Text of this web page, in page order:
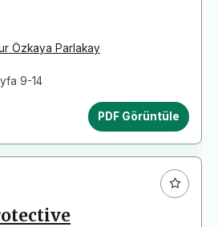
Özkaya Parlakay
9-14
PDF Görüntüle